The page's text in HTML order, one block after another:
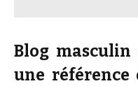
Blog
une référence